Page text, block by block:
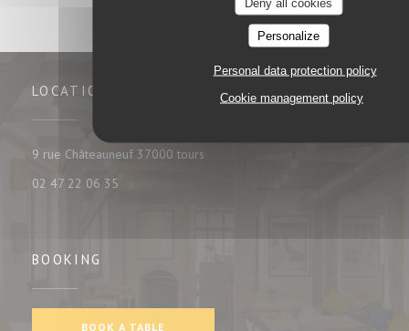
Personalize
Personal data protection policy
Cookie management policy
LOCATION
9 rue Châteauneuf 37000 tours
02 47 22 06 35
BOOKING
BOOK A TABLE